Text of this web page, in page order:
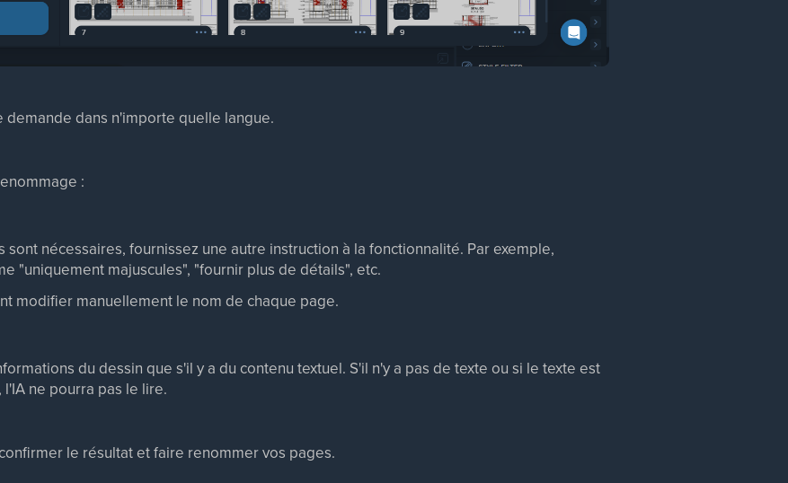
demande dans n'importe quelle langue.
:
sont nécessaires, fournissez une autre instruction à la fonctionnalité. Par exemple,
"uniquement majuscules", "fournir plus de détails", etc.
modifier manuellement le nom de chaque page.
du dessin que s'il y a du contenu textuel. S'il n'y a pas de texte ou si le texte est
ne pourra pas le lire.
le résultat et faire renommer vos pages.